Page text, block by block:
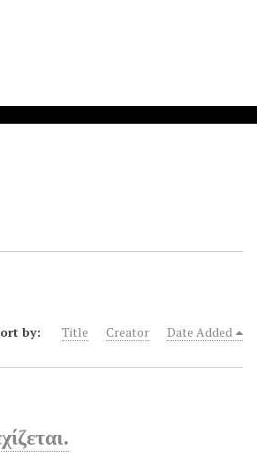
by: Title Creator Date Added